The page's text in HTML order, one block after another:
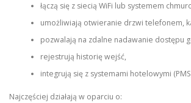
łączą się z siecią WiFi lub systemem
umożliwiają otwieranie drzwi telefonem,
pozwalają na zdalne nadawanie dostępu
rejestrują historię wejść,
integrują się z systemami hotelowymi
Najczęściej działają w oparciu o: